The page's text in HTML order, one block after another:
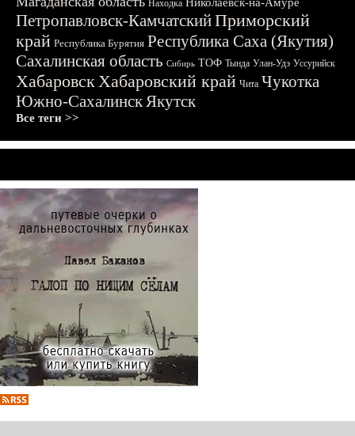
Находка
Петропавловск-КамчатскийПриморский
край Республика Бурятия Республика Саха (Якутия)
Сахалинская область Сибирь ТОФ Тында Улан-Удэ Уссурийск
ХабаровскХабаровский край Чита Чукотка
Южно-СахалинскЯкутск
Все теги >>